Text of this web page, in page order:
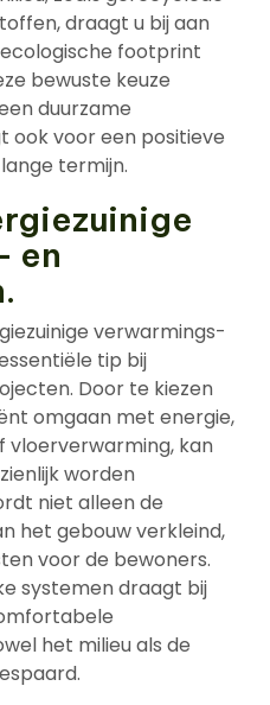
draagt u bij aan
footprint
bewuste keuze
duurzame
ook voor een positieve
termijn.
en
verwarmings-
tip bij
Door te kiezen
omgaan met energie,
vloerverwarming, kan
worden
niet alleen de
het gebouw verkleind,
voor de bewoners.
systemen draagt bij
het milieu als de